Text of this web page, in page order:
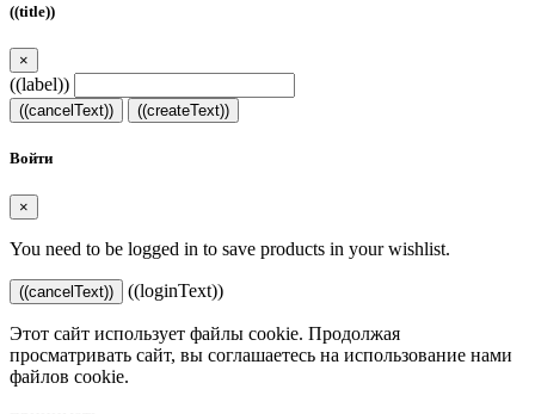
((title))
×
((label))
((cancelText)) ((createText))
Войти
×
You need to be logged in to save products in your wishlist.
((cancelText)) ((loginText))
Этот сайт использует файлы cookie. Продолжая
просматривать сайт, вы соглашаетесь на использование нами
файлов cookie.